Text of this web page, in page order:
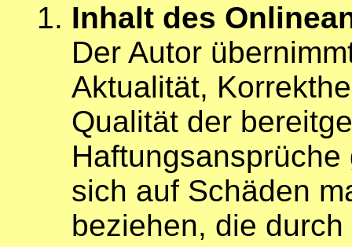
Inhalt des
Der Autor
Aktualität,
Qualität der
sich auf Schäden
beziehen, die